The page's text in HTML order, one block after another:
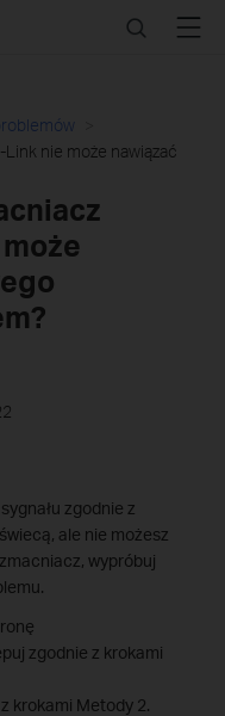
SearchMenu
nie może nawiązać
zgodnie z
ale nie możesz
wypróbuj
zgodnie z krokami
krokami Metody 2.